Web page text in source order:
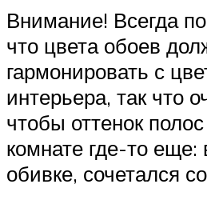
Внимание! Всегда
что цвета обоев
гармонировать с
интерьера, так что
чтобы оттенок
комнате где-то еще:
обивке, сочетался